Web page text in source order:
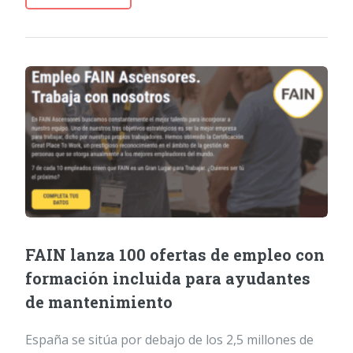
FAIN lanza 100 ofertas de empleo con
formación incluida para ayudantes
de mantenimiento
España se sitúa por debajo de los 2,5 millones de